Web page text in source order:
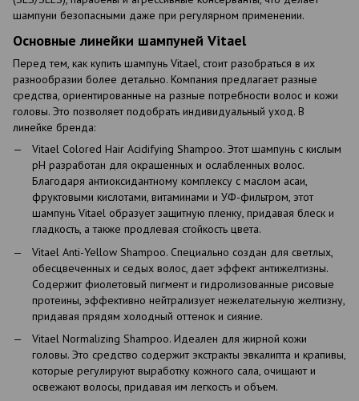
шампуни безопасными даже при регулярном применении.
Основные линейки шампуней Vitael
Перед тем, как купить шампунь Vitael, стоит разобраться в их
разнообразии более детально. Компания предлагает разные
средства, ориентированные на разные потребности волос и кожи
головы. Это позволяет подобрать индивидуальный уход. В
линейке бренда:
Vitael Colored Hair Acidifying Shampoo. Этот шампунь с кислым
pH разработан для окрашенных и ослабленных волос.
Благодаря антиоксидантному комплексу с маслом асаи,
фруктовыми кислотами, витаминами и УФ-фильтром, этот
шампунь Vitael образует защитную пленку, придавая блеск и
гладкость, а также продлевая стойкость цвета.
Vitael Anti-Yellow Shampoo. Специально создан для светлых,
обесцвеченных и седых волос, дает эффект антижелтизны.
Содержит фиолетовый пигмент и гидролизованные рисовые
протеины, эффективно нейтрализует нежелательную желтизну,
придавая прядям холодный оттенок и сияние.
Vitael Normalizing Shampoo. Идеален для жирной кожи
головы. Это средство содержит экстракты эвкалипта и крапивы,
которые регулируют выработку кожного сала, очищают и
освежают волосы, придавая им легкость и объем.